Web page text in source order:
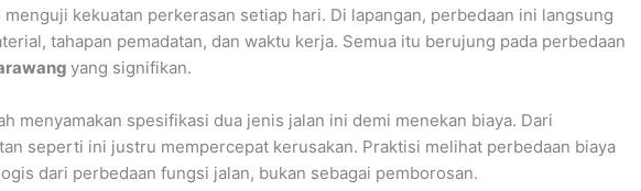
menguji kekuatan perkerasan setiap hari. Di lapangan, perbedaan ini langsung
tahapan pemadatan, dan waktu kerja. Semua itu berujung pada perbedaan
yang signifikan.
menyamakan spesifikasi dua jenis jalan ini demi menekan biaya. Dari
seperti ini justru mempercepat kerusakan. Praktisi melihat perbedaan biaya
dari perbedaan fungsi jalan, bukan sebagai pemborosan.